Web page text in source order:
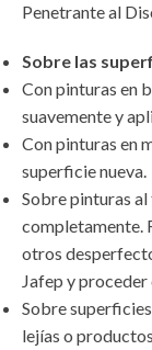
Penetrante al
Sobre las
Con pinturas en
suavemente y
Con pinturas en
superficie nueva.
Sobre pinturas
completamente.
otros
Jafep y
Sobre
lejías o